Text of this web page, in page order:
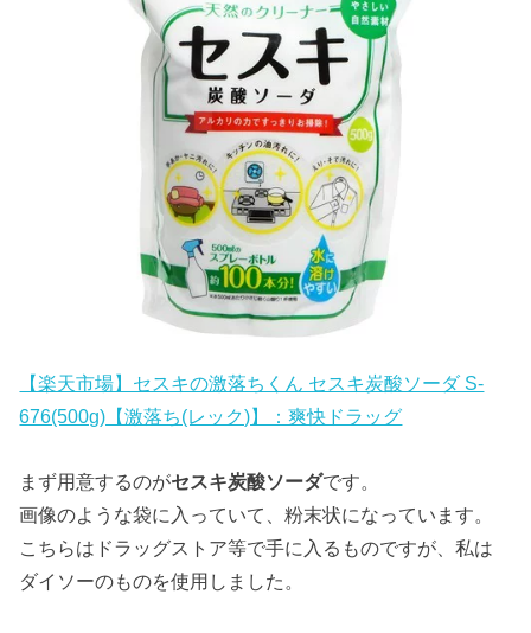
【楽天市場】セスキの激落ちくん セスキ炭酸ソーダ S-
676(500g)【激落ち(レック)】：爽快ドラッグ
まず用意するのがセスキ炭酸ソーダです。
画像のような袋に入っていて、粉末状になっています。
こちらはドラッグストア等で手に入るものですが、私は
ダイソーのものを使用しました。